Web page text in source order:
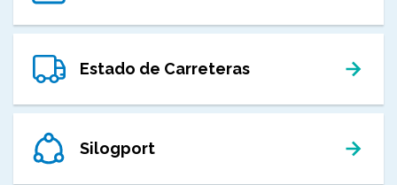
Estado de Carreteras
Silogport